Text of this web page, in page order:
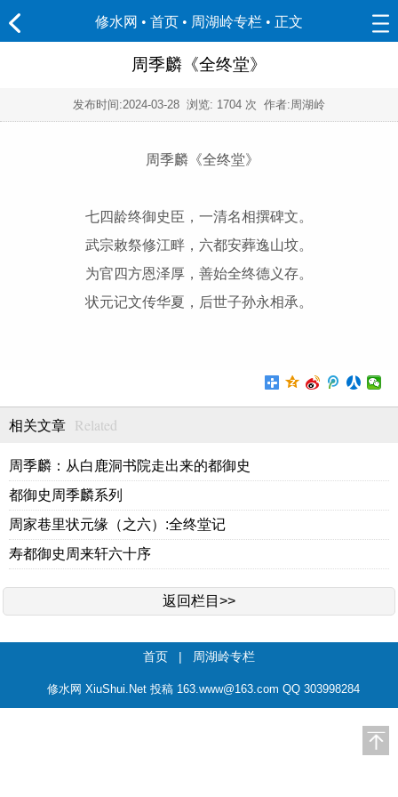
修水网 • 首页 • 周湖岭专栏 • 正文
周季麟《全终堂》
发布时间:2024-03-28 浏览: 1704 次 作者:周湖岭
周季麟《全终堂》
七四龄终御史臣，一清名相撰碑文。
武宗敕祭修江畔，六都安葬逸山坟。
为官四方恩泽厚，善始全终德义存。
状元记文传华夏，后世子孙永相承。
相关文章 Related
周季麟：从白鹿洞书院走出来的都御史
都御史周季麟系列
周家巷里状元缘（之六）:全终堂记
寿都御史周来轩六十序
返回栏目>>
首页 | 周湖岭专栏
修水网 XiuShui.Net 投稿 163.www@163.com QQ 303998284